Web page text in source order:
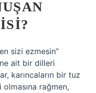
sizi ezmesin”
ait bir dilleri
karıncaların bir tuz
rağmen,